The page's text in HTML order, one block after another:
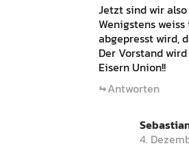
Jetzt sind wir
Wenigstens
abgepresst wird,
Der Vorstand
Eisern Union!!
Antworten
4.